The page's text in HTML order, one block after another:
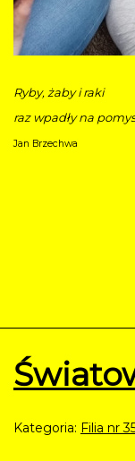
Ryby, żaby i raki
raz wpadły na
Jan Brzechwa
Kategoria: Filia nr